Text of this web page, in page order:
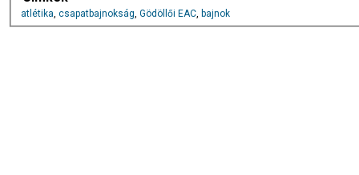
atlétika, csapatbajnokság, Gödöllői EAC, bajnok